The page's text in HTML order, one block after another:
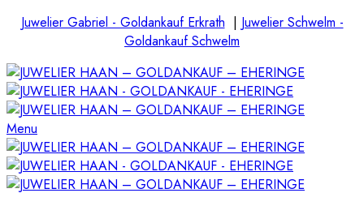
Juwelier Gabriel - Goldankauf Erkrath | Juwelier Schwelm -
Goldankauf Schwelm
Menu